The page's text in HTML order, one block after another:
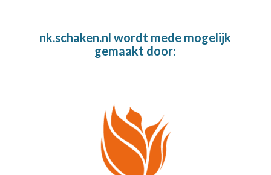
nk.schaken.nl wordt mede mogelijk
gemaakt door: